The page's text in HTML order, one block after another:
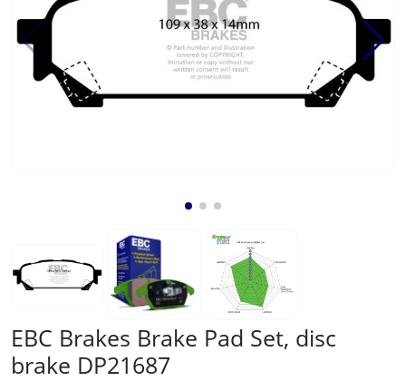
EBC Brakes Brake Pad Set, disc
brake DP21687